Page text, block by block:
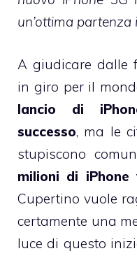
un’ottima partenza
A giudicare dalle
in giro per il
lancio di
successo, ma le
stupiscono
milioni di iPhone
Cupertino vuole
certamente una
luce di questo